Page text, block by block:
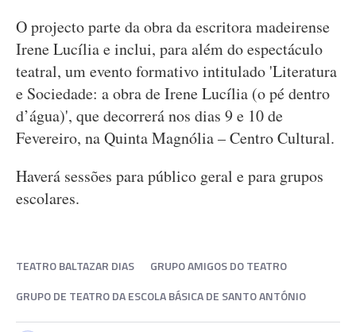
O projecto parte da obra da escritora madeirense
Irene Lucília e inclui, para além do espectáculo
teatral, um evento formativo intitulado 'Literatura
e Sociedade: a obra de Irene Lucília (o pé dentro
d’água)', que decorrerá nos dias 9 e 10 de
Fevereiro, na Quinta Magnólia – Centro Cultural.
Haverá sessões para público geral e para grupos
escolares.
TEATRO BALTAZAR DIAS
GRUPO AMIGOS DO TEATRO
GRUPO DE TEATRO DA ESCOLA BÁSICA DE SANTO ANTÓNIO